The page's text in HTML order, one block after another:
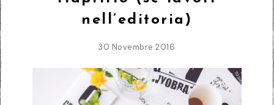
nell’editoria)
30 Novembre 2016